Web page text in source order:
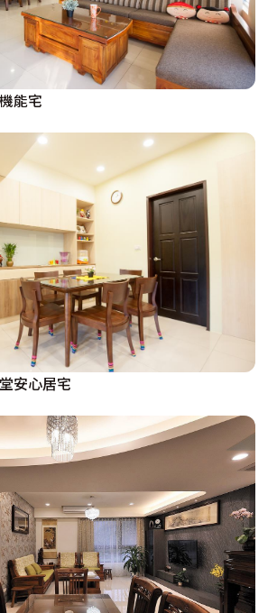
能宅
安心居宅